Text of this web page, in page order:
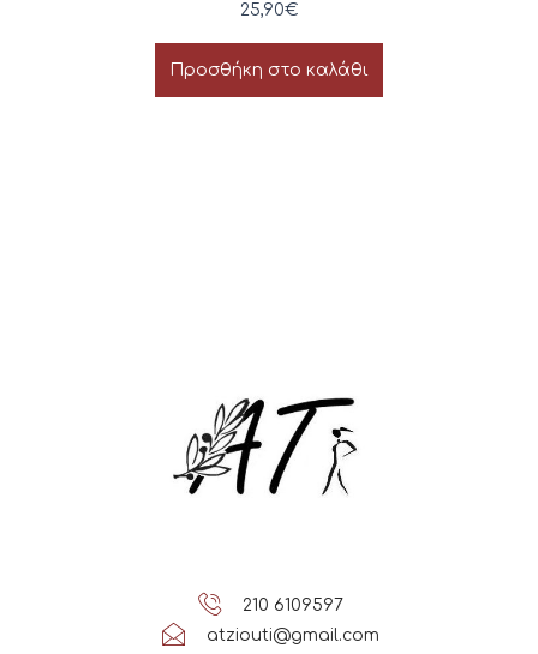
25,90€
Προσθήκη στο καλάθι
210 6109597
atziouti@gmail.com